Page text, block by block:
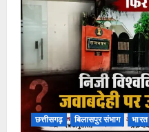
छत्तीसगढ़ बिलासपुर संभाग भारत